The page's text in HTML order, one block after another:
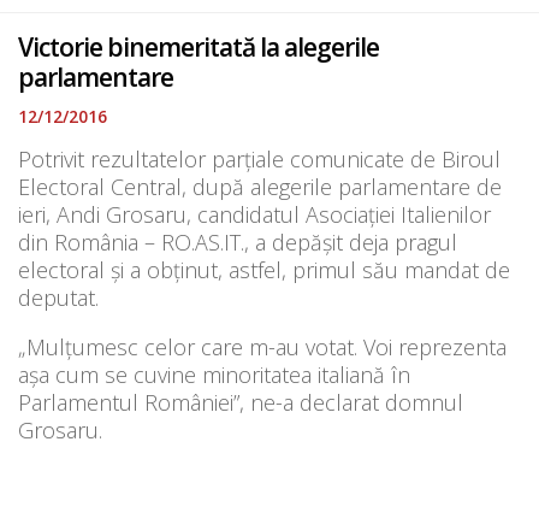
Victorie binemeritată la alegerile
parlamentare
12/12/2016
Potrivit rezultatelor parțiale comunicate de Biroul
Electoral Central, după alegerile parlamentare de
ieri, Andi Grosaru, candidatul Asociației Italienilor
din România – RO.AS.IT., a depășit deja pragul
electoral și a obținut, astfel, primul său mandat de
deputat.
„Mulțumesc celor care m-au votat. Voi reprezenta
așa cum se cuvine minoritatea italiană în
Parlamentul României”, ne-a declarat domnul
Grosaru.